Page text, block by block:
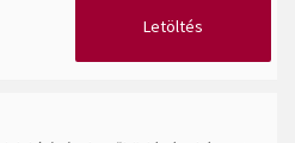
Letöltés